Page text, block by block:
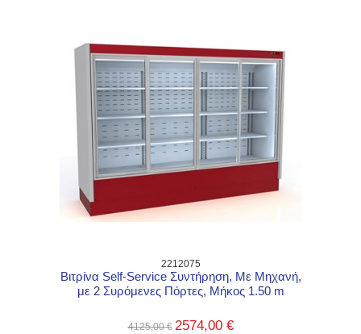
2212075
Βιτρίνα Self-Service Συντήρηση, Με Μηχανή,
με 2 Συρόμενες Πόρτες, Μήκος 1.50 m
4125,00 € 2574,00 €